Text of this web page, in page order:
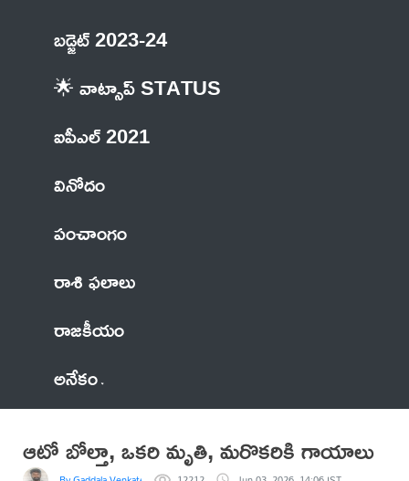
బడ్జెట్ 2023-24
🌟 వాట్సాప్ STATUS
ఐపీఎల్ 2021
వినోదం
పంచాంగం
రాశి ఫలాలు
రాజకీయం
అనేకం
ఆటో బోల్తా, ఒకరి మృతి, మరొకరికి గాయాలు